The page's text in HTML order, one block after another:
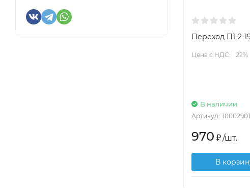
Переход П1-2-
Цена с НДС: 22%
В наличии
Артикул: 10002901
970 ₽/шт.
В